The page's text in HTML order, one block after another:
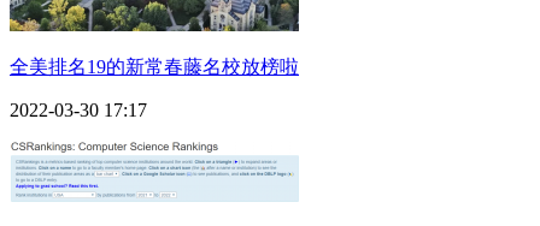
全美排名19的新常春藤名校放榜啦
2022-03-30 17:17